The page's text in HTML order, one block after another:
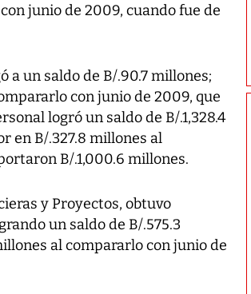
junio de 2009, cuando fue de
a un saldo de B/.90.7 millones;
con junio de 2009, que
logró un saldo de B/.1,328.4
en B/.327.8 millones al
B/.1,000.6 millones.
y Proyectos, obtuvo
un saldo de B/.575.3
al compararlo con junio de